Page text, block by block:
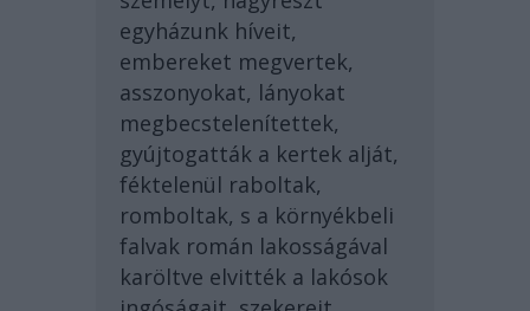
egyházunk híveit,
embereket megvertek,
asszonyokat, lányokat
megbecstelenítettek,
gyújtogatták a kertek alját,
féktelenül raboltak,
romboltak, s a környékbeli
falvak román lakosságával
karöltve elvitték a lakósok